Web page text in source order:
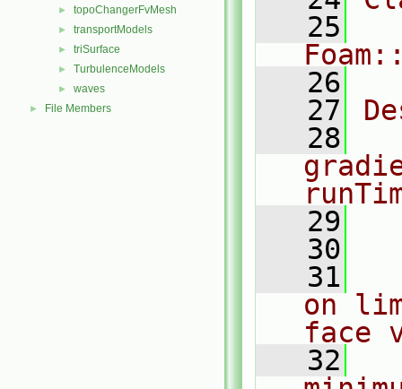
► topoChangerFvMesh
► transportModels
► triSurface
► TurbulenceModels
► waves
► File Members
   25
   26
   27
   28
   29
   30
   31
on
face
   32